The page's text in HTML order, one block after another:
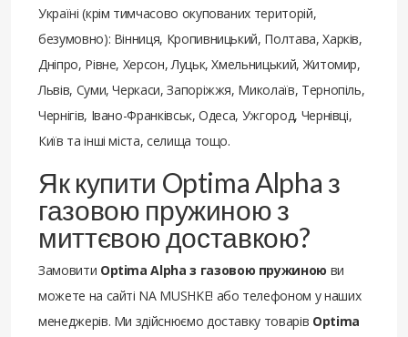
Україні (крім тимчасово окупованих територій,
безумовно): Вінниця, Кропивницький, Полтава, Харків,
Дніпро, Рівне, Херсон, Луцьк, Хмельницький, Житомир,
Львів, Суми, Черкаси, Запоріжжя, Миколаїв, Тернопіль,
Чернігів, Івано-Франківськ, Одеса, Ужгород, Чернівці,
Київ та інші міста, селища тощо.
Як купити Optima Alpha з
газовою пружиною з
миттєвою доставкою?
Замовити Optima Alpha з газовою пружиною ви
можете на сайті NA MUSHKE! або телефоном у наших
менеджерів. Ми здійснюємо доставку товарів Optima